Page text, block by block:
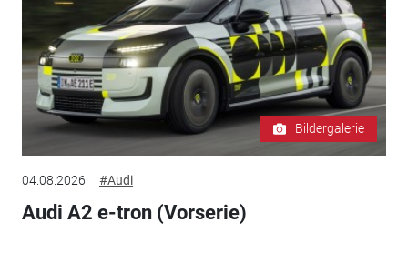
Bildergalerie
04.08.2026 #Audi
Audi A2 e-tron (Vorserie)